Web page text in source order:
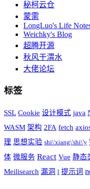
秘柯云仓
蒙需
LongLuo's Life
Weichky's Blog
超腾开源
秋风于渭水
大佬论坛
标签
SSL Cookie 设计模式 java
WASM 架构 2FA fetch
理 思想实验 shi\'xiang\'shi\'y
体 微服务 React Vue 静态
Meilisearch 漏洞 l 提示词